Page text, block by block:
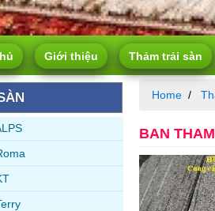
Giới thiệu Thảm trải sàn
Home
BAN